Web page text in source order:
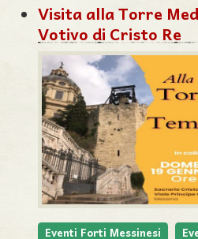
Visita alla Torre
Votivo di Cristo Re
Eventi Forti Messinesi